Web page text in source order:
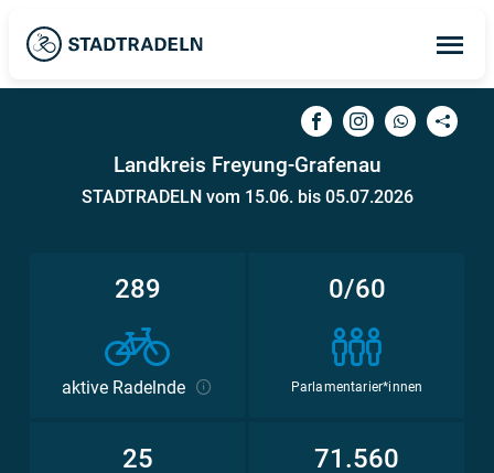
Landkreis Freyung-Grafenau
STADTRADELN vom 15.06. bis 05.07.2026
289
aktive Radelnde
0/60
Parlamentarier*innen
25 71.560